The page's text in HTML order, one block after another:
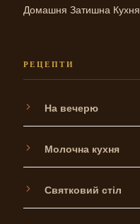
Домашня Затишна Кухня
РЕЦЕПТИ
На вечерю
Молочна кухня
Святковий стіл